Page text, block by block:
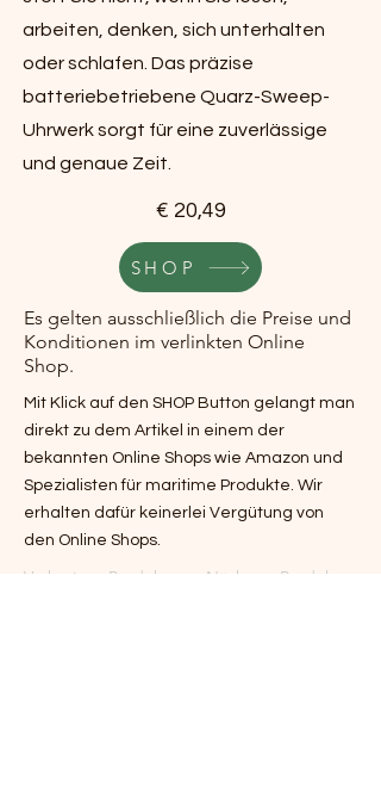
arbeiten, denken, sich unterhalten
oder schlafen. Das präzise
batteriebetriebene Quarz-Sweep-
Uhrwerk sorgt für eine zuverlässige
und genaue Zeit.
€ 20,49
SHOP
Es gelten ausschließlich die Preise und
Konditionen im verlinkten Online
Shop.
Mit Klick auf den SHOP Button gelangt man
direkt zu dem Artikel in einem der
bekannten Online Shops wie Amazon und
Spezialisten für maritime Produkte. Wir
erhalten dafür keinerlei Vergütung von
den Online Shops.
Vorheriges Produkt Nächstes Produkt